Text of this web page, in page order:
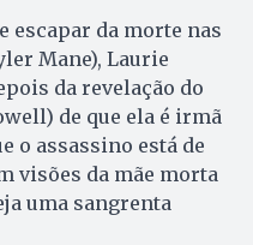
escapar da morte nas
Mane), Laurie
da revelação do
de que ela é irmã
o assassino está de
visões da mãe morta
uma sangrenta